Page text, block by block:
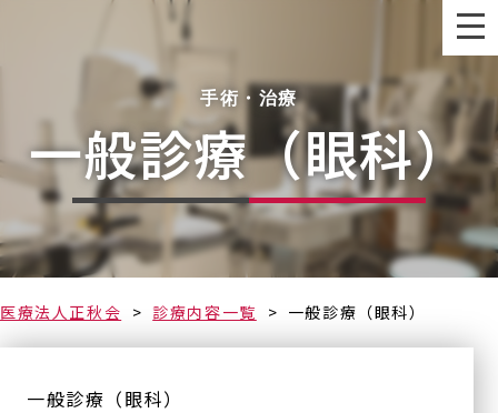
なるべく早く
一般診療（眼科）
手術・治療
医療法人正秋会 診療内容一覧 一般診療（眼科）
一般診療（眼科）